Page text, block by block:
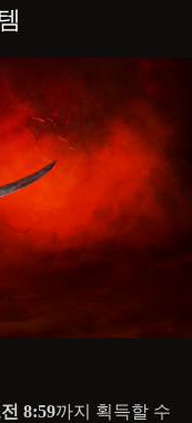
8:59까지 획득할 수